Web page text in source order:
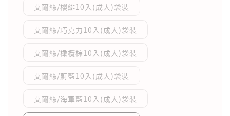
艾爾絲/櫻緋10入(成人)袋裝
艾爾絲/巧克力10入(成人)袋裝
艾爾絲/橄欖棕10入(成人)袋裝
艾爾絲/蔚藍10入(成人)袋裝
艾爾絲/海軍藍10入(成人)袋裝